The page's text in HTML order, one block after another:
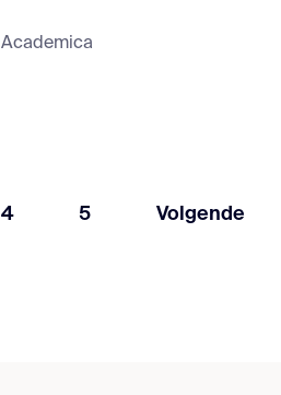
Academica
4 5 Volgende